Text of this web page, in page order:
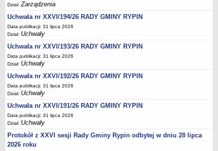
Regulamin organizacyjny
Regulamin naboru na wolne stanowiska urzędnicze
Ogłoszenia o naborze na wolne stanowiska urzędnicze
Lista kandydatów spełniających wymagania formalne w naborach na
wolne stanowiska urzędnicze
Wyniki naboru na wolne stanowiska urzędnicze
Petycje
Sygnaliści
Galeria
Raporty o stanie dostępności
Wnioski
WŁADZE I STRUKTURA
Dział:Zarządzenia
Uchwała nr XXVI/194/26 RADY GMINY RYPIN
Data publikacji: 31 lipca 2026
Dział: Uchwały
Uchwała nr XXVI/193/26 RADY GMINY RYPIN
Data publikacji: 31 lipca 2026
Dział: Uchwały
Uchwała nr XXVI/192/26 RADY GMINY RYPIN
Data publikacji: 31 lipca 2026
Dział: Uchwały
Uchwała nr XXVI/191/26 RADY GMINY RYPIN
Data publikacji: 31 lipca 2026
Dział: Uchwały
Protokół z XXVI sesji Rady Gminy Rypin odbytej w dniu 28 lipca
2026 roku